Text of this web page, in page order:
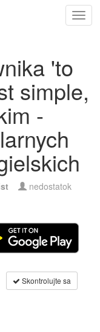
'to
simple,
-
nedostatok
Skontrolujte sa